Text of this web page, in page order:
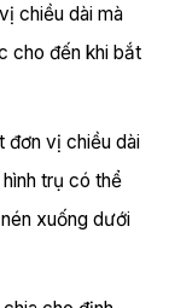
chiều dài mà
cho đến khi bắt
đơn vị chiều dài
trụ có thể
xuống dưới